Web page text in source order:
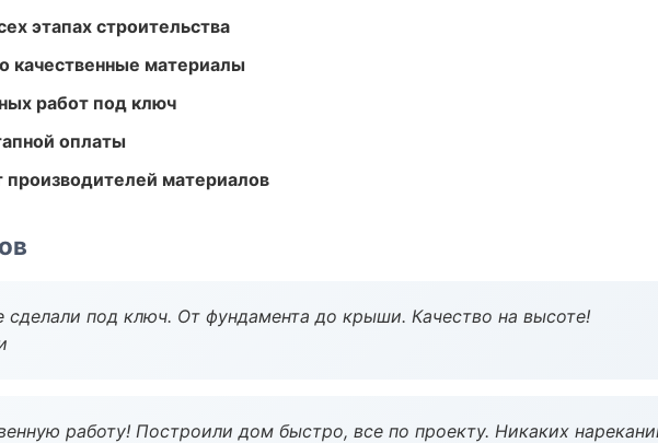
этапах строительства
качественные материалы
работ под ключ
оплаты
материалов
сделали под ключ. От фундамента до крыши. Качество на высоте!
работу! Построили дом быстро, все по проекту. Никаких